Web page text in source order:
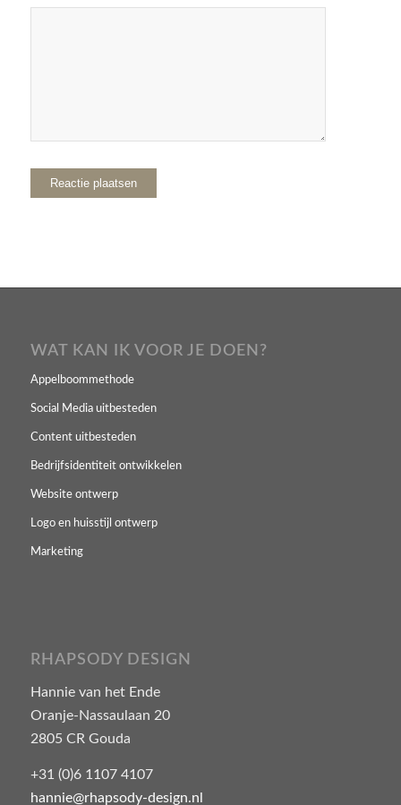
WAT KAN IK VOOR JE DOEN?
Appelboommethode
Social Media uitbesteden
Content uitbesteden
Bedrijfsidentiteit ontwikkelen
Website ontwerp
Logo en huisstijl ontwerp
Marketing
RHAPSODY DESIGN
Hannie van het Ende
Oranje-Nassaulaan 20
2805 CR Gouda
+31 (0)6 1107 4107
hannie@rhapsody-design.nl